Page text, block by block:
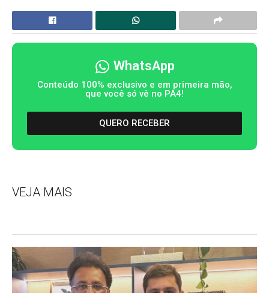
WhatsApp
Conteúdo 100% exclusivo e em primeira mão,
que você só vê no PA4!
QUERO RECEBER
VEJA MAIS